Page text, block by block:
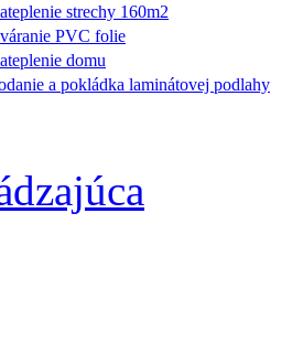
strechy 160m2
PVC folie
domu
a pokládka laminátovej podlahy